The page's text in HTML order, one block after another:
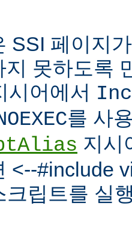
SSI 페이지
지 못하도록
시어에서
를 사
지시
<--#include
크립트를 실